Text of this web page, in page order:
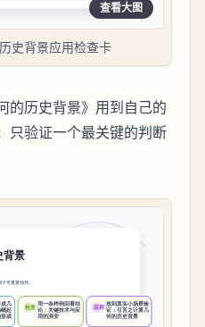
查看大图
史背景应用检查卡
的历史背景》用到自己的
只验证一个最关键的判断